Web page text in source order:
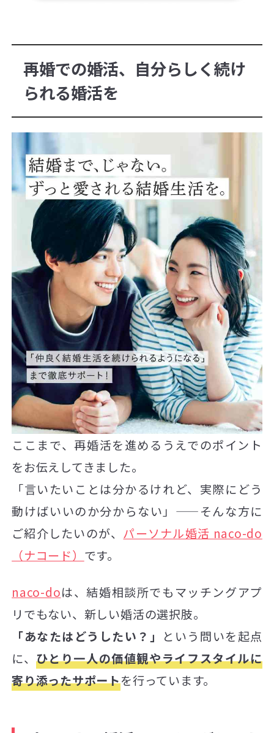
再婚での婚活、自分らしく続け
られる婚活を
ここまで、再婚活を進めるうえでのポイント
をお伝えしてきました。
「言いたいことは分かるけれど、実際にどう
動けばいいのか分からない」——そんな方に
ご紹介したいのが、 パーソナル婚活 naco-do
（ナコード） です。
naco-doは、結婚相談所でもマッチングアプ
リでもない、新しい婚活の選択肢。
「あなたはどうしたい？」
という問いを起点
に、ひとり一人の価値観やライフスタイルに
寄り添ったサポートを行っています。